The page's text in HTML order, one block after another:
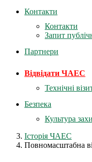
Контакти
Контакти
Запит
Партнери
Відвідати ЧАЕС
Технічні
Безпека
Культура
Історія ЧАЕС
Повномасштабна